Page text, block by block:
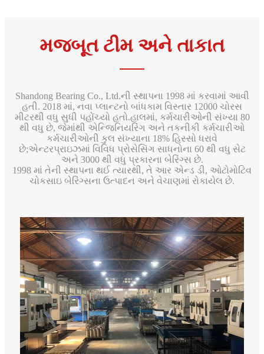
મજબૂત ટીમ અને તાકાત
Shandong Bearing Co., Ltd.ની સ્થાપના 1998 માં કરવામાં આવી
હતી. 2018 માં, નવા પ્લાન્ટનો બાંધકામ વિસ્તાર 12000 ચોરસ
મીટરથી વધુ સુધી પહોંચ્યો હતો.હાલમાં, કર્મચારીઓની સંખ્યા 80
થી વધુ છે, જેમાંથી એન્જિનિયરિંગ અને તકનીકી કર્મચારીઓ
કર્મચારીઓની કુલ સંખ્યાના 18% હિસ્સો ધરાવે
છે;એન્ટરપ્રાઇઝમાં વિવિધ પ્રોસેસિંગ સાધનોના 60 થી વધુ સેટ
અને 3000 થી વધુ પ્રકારના બેરિંગ્સ છે.
1998 માં તેની સ્થાપના થઈ ત્યારથી, તે આર એન્ડ ડી, ઓટોમોટિવ
ચોકસાઇ બેરિંગ્સના ઉત્પાદન અને વેચાણમાં રોકાયેલ છે.